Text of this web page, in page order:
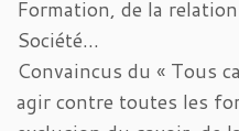
Formation, de la
Société…
Convaincus du « Tous
agir contre toutes les